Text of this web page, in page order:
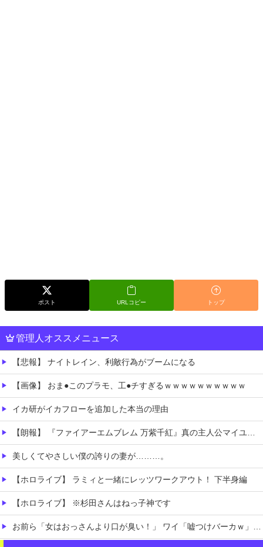
ポスト URLコピー トップ
管理人オススメニュース
【悲報】 ナイトレイン、利敵行為がブームになる
【画像】 おま●このプラモ、工●チすぎるｗｗｗｗｗｗｗｗｗｗ
イカ研がイカフローを追加した本当の理由
【朗報】 『ファイアーエムブレム 万紫千紅』真の主人公マイユニはキャラメイクが可能
美しくてやさしい僕の誇りの妻が………。
【ホロライブ】 ラミィと一緒にレッツワークアウト！ 下半身編
【ホロライブ】 ※杉田さんはねっ子神です
お前ら「女はおっさんより口が臭い！」 ワイ「嘘つけバーカｗ」⇒w